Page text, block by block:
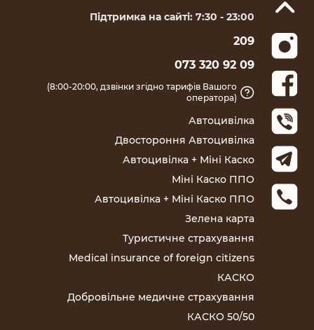
Автоцивілка
Двостороння Автоцивілка
Автоцивілка + Міні Каско
Міні Каско ППО
Автоцивілка + Міні Каско ППО
Зелена карта
Туристичне страхування
Medical insurance of foreign citizens
КАСКО
Добровільне медичне страхування
КАСКО 50/50
Підтримка на сайті: 7:30 - 23:00
209
073 320 92 09
(8:00-20:00, дзвінки згідно тарифів Вашого
оператора)